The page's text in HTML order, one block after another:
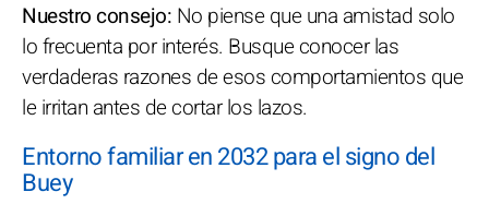
Nuestro consejo: No piense que una amistad solo
lo frecuenta por interés. Busque conocer las
verdaderas razones de esos comportamientos que
le irritan antes de cortar los lazos.
Entorno familiar en 2032 para el signo del
Buey